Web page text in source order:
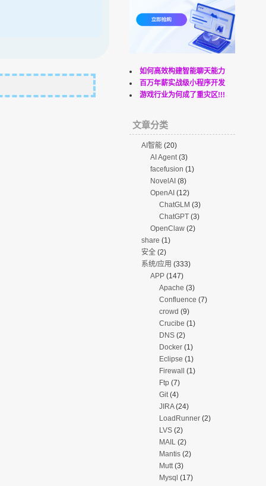
如何高效构建智能聊天能力
百万年薪实战级小程序开发
游戏行业为何成了重灾区!!!
文章分类
AI智能(20)
AI Agent(3)
facefusion (1)
NovelAI(8)
OpenAI(12)
ChatGLM (3)
ChatGPT(3)
OpenClaw(2)
share (1)
安全(2)
系统/应用 (333)
APP(147)
Apache (3)
Confluence (7)
crowd (9)
Crucibe (1)
DNS(2)
Docker(1)
Eclipse (1)
Firewall (1)
Ftp(7)
Git(4)
JIRA(24)
LoadRunner(2)
LVS(2)
MAIL (2)
Mantis(2)
Mutt(3)
Mysql (17)